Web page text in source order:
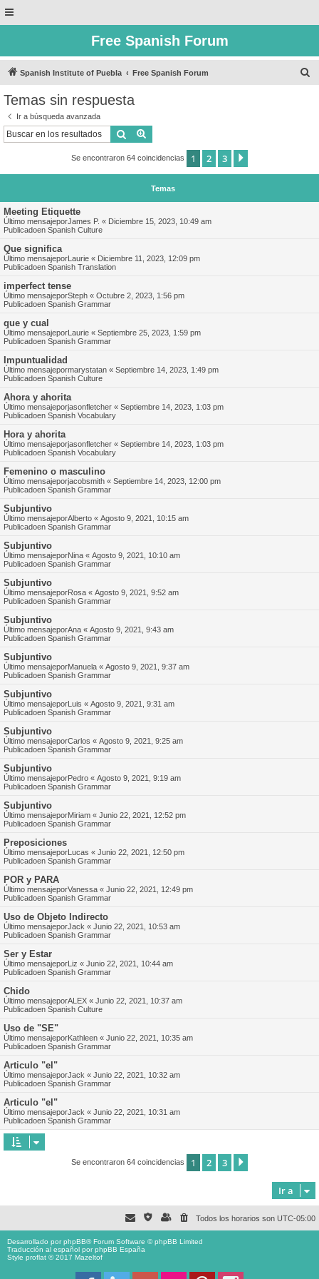
Free Spanish Forum
Spanish Institute of Puebla Free Spanish Forum
Temas sin respuesta
Ir a búsqueda avanzada
Buscar
Se encontraron 64 coincidencias 1 2 3
Temas
Meeting Etiquette
Último mensajeporJames P. « Diciembre 15, 2023, 10:49 am
Publicadoen Spanish Culture
Que significa
Último mensajeporLaurie « Diciembre 11, 2023, 12:09 pm
Publicadoen Spanish Translation
imperfect tense
Último mensajeporSteph « Octubre 2, 2023, 1:56 pm
Publicadoen Spanish Grammar
que y cual
Último mensajeporLaurie « Septiembre 25, 2023, 1:59 pm
Publicadoen Spanish Grammar
Impuntualidad
Último mensajepormarystatan « Septiembre 14, 2023, 1:49 pm
Publicadoen Spanish Culture
Ahora y ahorita
Último mensajeporjasonfletcher « Septiembre 14, 2023, 1:03 pm
Publicadoen Spanish Vocabulary
Hora y ahorita
Último mensajeporjasonfletcher « Septiembre 14, 2023, 1:03 pm
Publicadoen Spanish Vocabulary
Femenino o masculino
Último mensajeporjacobsmith « Septiembre 14, 2023, 12:00 pm
Publicadoen Spanish Grammar
Subjuntivo
Último mensajeporAlberto « Agosto 9, 2021, 10:15 am
Publicadoen Spanish Grammar
Subjuntivo
Último mensajeporNina « Agosto 9, 2021, 10:10 am
Publicadoen Spanish Grammar
Subjuntivo
Último mensajeporRosa « Agosto 9, 2021, 9:52 am
Publicadoen Spanish Grammar
Subjuntivo
Último mensajeporAna « Agosto 9, 2021, 9:43 am
Publicadoen Spanish Grammar
Subjuntivo
Último mensajeporManuela « Agosto 9, 2021, 9:37 am
Publicadoen Spanish Grammar
Subjuntivo
Último mensajeporLuis « Agosto 9, 2021, 9:31 am
Publicadoen Spanish Grammar
Subjuntivo
Último mensajeporCarlos « Agosto 9, 2021, 9:25 am
Publicadoen Spanish Grammar
Subjuntivo
Último mensajeporPedro « Agosto 9, 2021, 9:19 am
Publicadoen Spanish Grammar
Subjuntivo
Último mensajeporMiriam « Junio 22, 2021, 12:52 pm
Publicadoen Spanish Grammar
Preposiciones
Último mensajeporLucas « Junio 22, 2021, 12:50 pm
Publicadoen Spanish Grammar
POR y PARA
Último mensajeporVanessa « Junio 22, 2021, 12:49 pm
Publicadoen Spanish Grammar
Uso de Objeto Indirecto
Último mensajeporJack « Junio 22, 2021, 10:53 am
Publicadoen Spanish Grammar
Ser y Estar
Último mensajeporLiz « Junio 22, 2021, 10:44 am
Publicadoen Spanish Grammar
Chido
Último mensajeporALEX « Junio 22, 2021, 10:37 am
Publicadoen Spanish Culture
Uso de "SE"
Último mensajeporKathleen « Junio 22, 2021, 10:35 am
Publicadoen Spanish Grammar
Articulo "el"
Último mensajeporJack « Junio 22, 2021, 10:32 am
Publicadoen Spanish Grammar
Articulo "el"
Último mensajeporJack « Junio 22, 2021, 10:31 am
Publicadoen Spanish Grammar
Se encontraron 64 coincidencias 1 2 3
Ir a
Todos los horarios son UTC-05:00
Desarrollado porphpBB® Forum Software © phpBB Limited
Traducción al español porphpBB España
Style proflat © 2017 Mazeltof